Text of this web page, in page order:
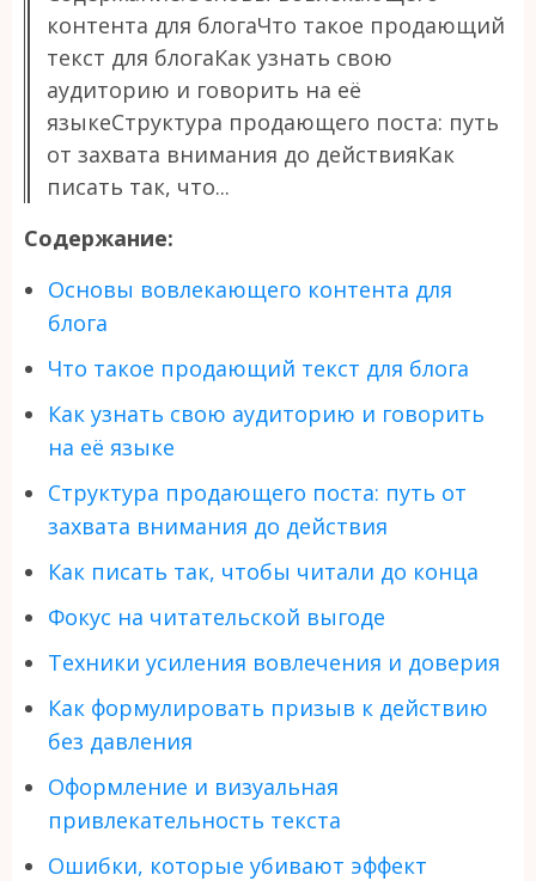
контента для блогаЧто такое продающий
текст для блогаКак узнать свою
аудиторию и говорить на её
языкеСтруктура продающего поста: путь
от захвата внимания до действияКак
писать так, что...
Содержание:
Основы вовлекающего контента для
блога
Что такое продающий текст для блога
Как узнать свою аудиторию и говорить
на её языке
Структура продающего поста: путь от
захвата внимания до действия
Как писать так, чтобы читали до конца
Фокус на читательской выгоде
Техники усиления вовлечения и доверия
Как формулировать призыв к действию
без давления
Оформление и визуальная
привлекательность текста
Ошибки, которые убивают эффект